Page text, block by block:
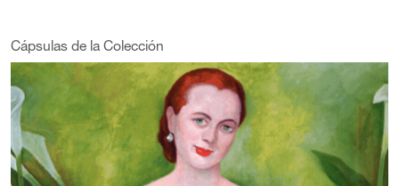
Cápsulas de la Colección